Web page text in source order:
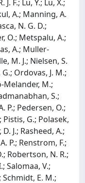
F.; Lu, Y.; Lu, X.;
A.; Manning, A.
N. G. D.;
O.; Metspalu, A.;
A.; Muller-
M. J.; Nielsen, S.
Ordovas, J. M.;
Melander, M.;
S.;
P.; Pedersen, O.;
Pistis, G.; Polasek,
J.; Rasheed, A.;
P.; Renstrom, F.;
Robertson, N. R.;
Salomaa, V.;
Schmidt, E. M.;